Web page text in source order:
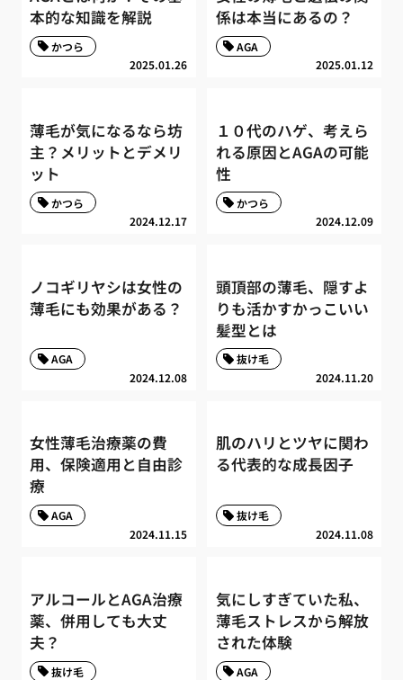
本的な知識を解説
2025.01.26
かつら
係は本当にあるの？
2025.01.12
AGA
薄毛が気になるなら坊
主？メリットとデメリ
ット
2024.12.17
かつら
１０代のハゲ、考えら
れる原因とAGAの可能
性
2024.12.09
かつら
ノコギリヤシは女性の
薄毛にも効果がある？
2024.12.08
AGA
頭頂部の薄毛、隠すよ
りも活かすかっこいい
髪型とは
2024.11.20
抜け毛
女性薄毛治療薬の費
用、保険適用と自由診
療
2024.11.15
AGA
肌のハリとツヤに関わ
る代表的な成長因子
2024.11.08
抜け毛
アルコールとAGA治療
薬、併用しても大丈
夫？
抜け毛
気にしすぎていた私、
薄毛ストレスから解放
された体験
AGA